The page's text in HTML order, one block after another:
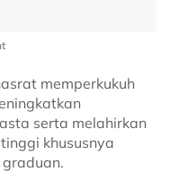
memperkukuh
serta melahirkan
khususnya